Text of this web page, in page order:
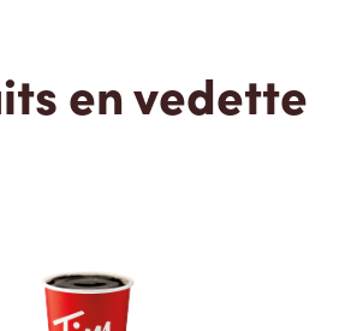
en vedette